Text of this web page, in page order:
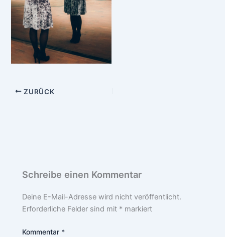
ZURÜCK
Schreibe einen Kommentar
Deine E-Mail-Adresse wird nicht veröffentlicht.
Erforderliche Felder sind mit * markiert
Kommentar *